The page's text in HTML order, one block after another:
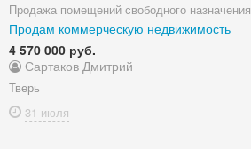
Продажа помещений свободного назначения
Продам коммерческую недвижимость
4 570 000 руб.
Сартаков Дмитрий
Тверь
31 июля